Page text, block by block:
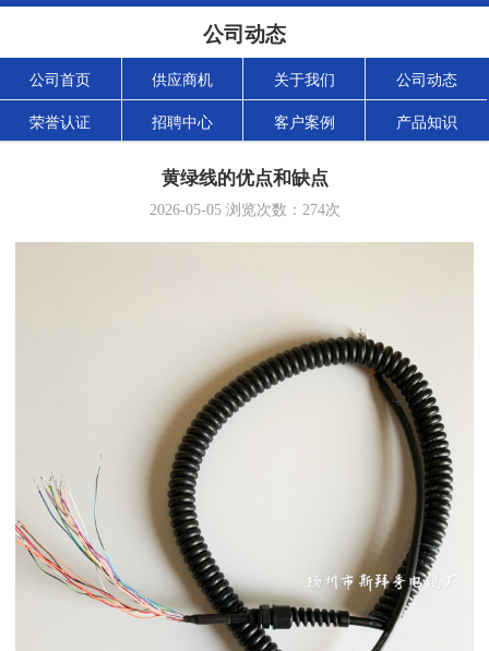
公司动态
公司首页 供应商机 关于我们 公司动态
荣誉认证 招聘中心 客户案例 产品知识
黄绿线的优点和缺点
2026-05-05浏览次数： 274次